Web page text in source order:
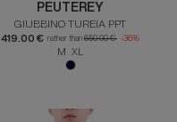
PEUTEREY
GIUBBINO TUREIA PPT
419.00 € rather than 650.00 € -36%
M XL